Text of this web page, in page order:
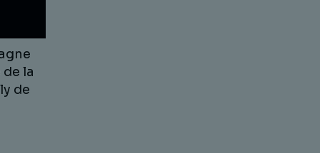
de la
de